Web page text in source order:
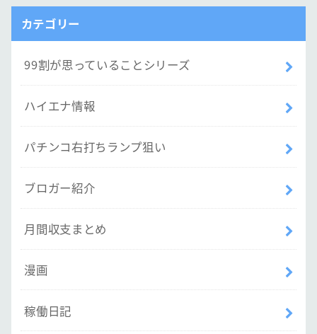
カテゴリー
99割が思っていることシリーズ
ハイエナ情報
パチンコ右打ちランプ狙い
ブロガー紹介
月間収支まとめ
漫画
稼働日記